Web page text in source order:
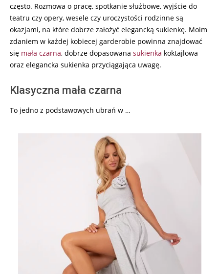
często. Rozmowa o pracę, spotkanie służbowe, wyjście do
teatru czy opery, wesele czy uroczystości rodzinne są
okazjami, na które dobrze założyć elegancką sukienkę. Moim
zdaniem w każdej kobiecej garderobie powinna znajdować
się mała czarna, dobrze dopasowana sukienka koktajlowa
oraz elegancka sukienka przyciągająca uwagę.
Klasyczna mała czarna
To jedno z podstawowych ubrań w …